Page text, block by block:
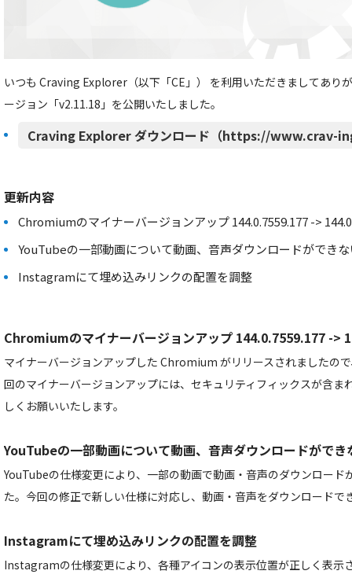
いつも Craving Explorer（以下「CE」） を利用いただきましてあり
ージョン「v2.11.18」を公開いたしました。
Craving Explorer ダウンロード（https://www.crav-
更新内容
Chromiumのマイナーバージョンアップ 144.0.7559.177 ->
YouTubeの一部動画について動画、音声ダウンロードができ
Instagramにて埋め込みリンクの配置を調整
Chromiumのマイナーバージョンアップ 144.0.7559.177 ->
マイナーバージョンアップした Chromium がリリースされましたの
回のマイナーバージョンアップには、セキュリティフィックスが含ま
しくお願いいたします。
YouTubeの一部動画について動画、音声ダウンロードができ
YouTubeの仕様変更により、一部の動画で動画・音声のダウンロード
た。今回の修正で新しい仕様に対応し、動画・音声をダウンロードで
Instagramにて埋め込みリンクの配置を調整
Instagramの仕様変更により、各種アイコンの表示位置が正しく表示